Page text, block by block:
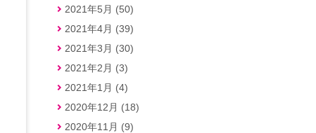
2021年5月 (50)
2021年4月 (39)
2021年3月 (30)
2021年2月 (3)
2021年1月 (4)
2020年12月 (18)
2020年11月 (9)